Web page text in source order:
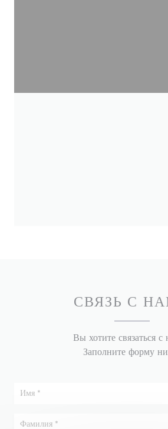
СВЯЗЬ С
Вы хотите связаться с
Заполните форму